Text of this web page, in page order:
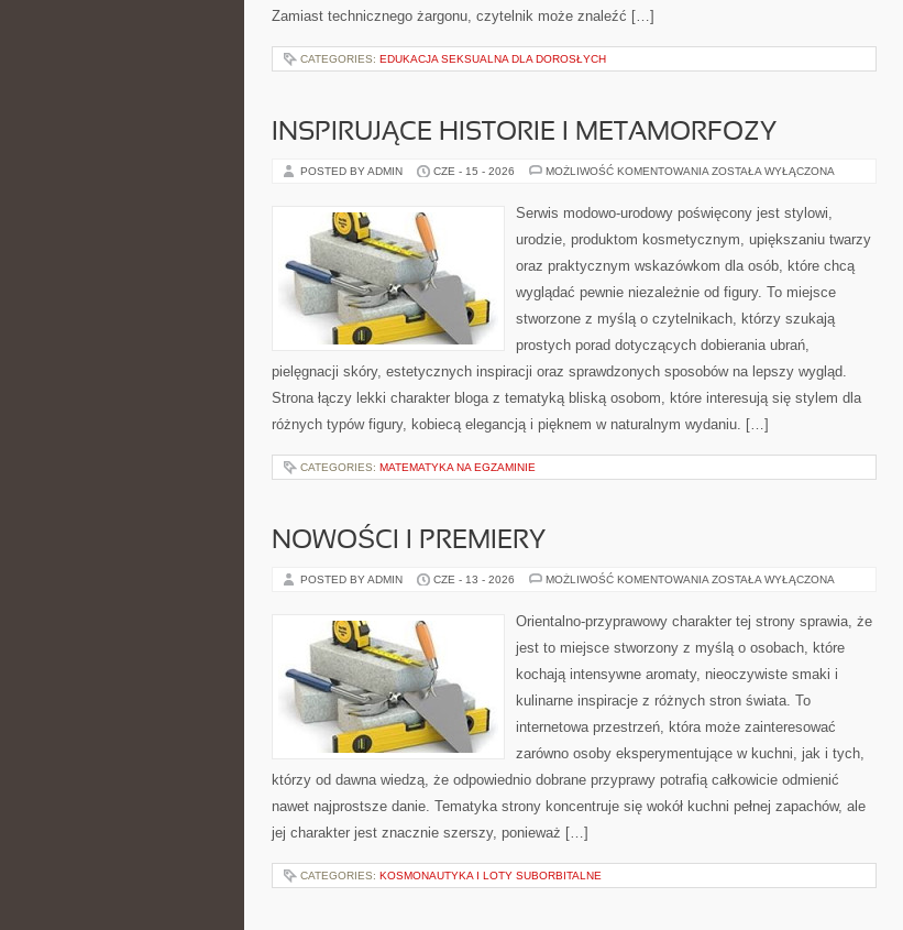
Zamiast technicznego żargonu, czytelnik może znaleźć […]
CATEGORIES: EDUKACJA SEKSUALNA DLA DOROSŁYCH
INSPIRUJĄCE HISTORIE I METAMORFOZY
POSTED BY ADMIN CZE - 15 - 2026 MOŻLIWOŚĆ KOMENTOWANIA INSPIRUJĄCE
METAMORFOZY
ZOSTAŁA WYŁĄCZONA
Serwis modowo-urodowy poświęcony jest stylowi,
urodzie, produktom kosmetycznym, upiększaniu twarzy
oraz praktycznym wskazówkom dla osób, które chcą
wyglądać pewnie niezależnie od figury. To miejsce
stworzone z myślą o czytelnikach, którzy szukają
prostych porad dotyczących dobierania ubrań,
pielęgnacji skóry, estetycznych inspiracji oraz sprawdzonych sposobów na lepszy wygląd.
Strona łączy lekki charakter bloga z tematyką bliską osobom, które interesują się stylem dla
różnych typów figury, kobiecą elegancją i pięknem w naturalnym wydaniu. […]
CATEGORIES: MATEMATYKA NA EGZAMINIE
NOWOŚCI I PREMIERY
POSTED BY ADMIN CZE - 13 - 2026 MOŻLIWOŚĆ KOMENTOWANIA NOWOŚCI
ZOSTAŁA WYŁĄCZONA
Orientalno-przyprawowy charakter tej strony sprawia, że
jest to miejsce stworzony z myślą o osobach, które
kochają intensywne aromaty, nieoczywiste smaki i
kulinarne inspiracje z różnych stron świata. To
internetowa przestrzeń, która może zainteresować
zarówno osoby eksperymentujące w kuchni, jak i tych,
którzy od dawna wiedzą, że odpowiednio dobrane przyprawy potrafią całkowicie odmienić
nawet najprostsze danie. Tematyka strony koncentruje się wokół kuchni pełnej zapachów, ale
jej charakter jest znacznie szerszy, ponieważ […]
CATEGORIES: KOSMONAUTYKA I LOTY SUBORBITALNE